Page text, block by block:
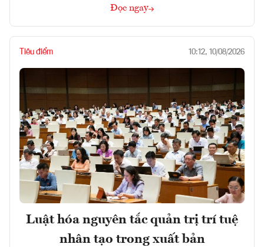
Đọc ngay
Tiêu điểm 10:12, 10/08/2026
Luật hóa nguyên tắc quản trị trí tuệ
nhân tạo trong xuất bản